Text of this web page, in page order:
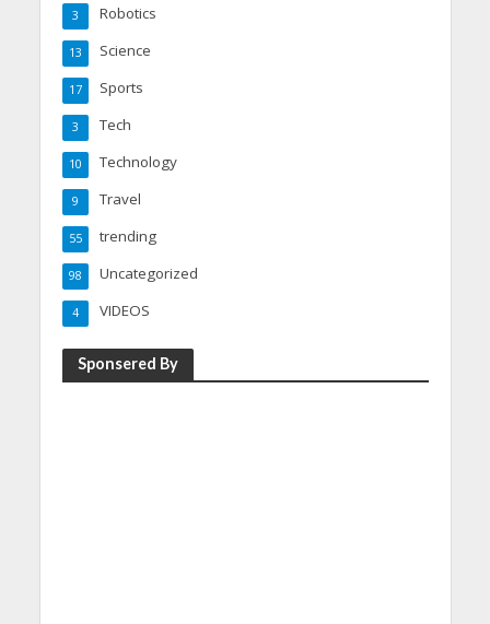
Robotics
3
Science
13
Sports
17
Tech
3
Technology
10
Travel
9
trending
55
Uncategorized
98
VIDEOS
4
Sponsered By